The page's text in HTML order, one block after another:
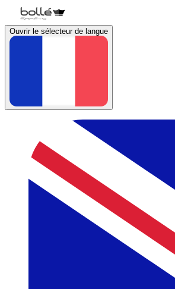
Ouvrir le sélecteur de langue